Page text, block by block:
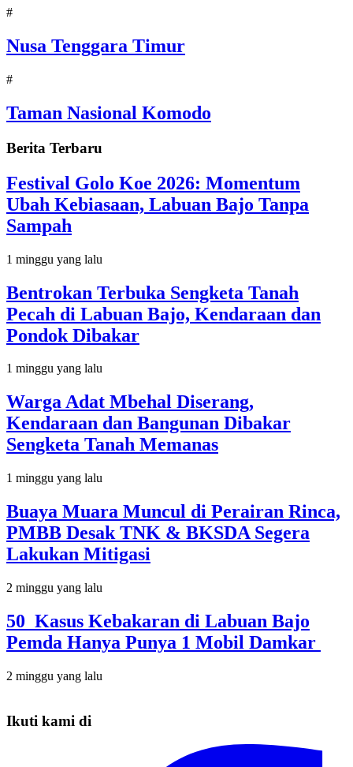
#
Nusa Tenggara Timur
#
Taman Nasional Komodo
Berita Terbaru
Festival Golo Koe 2026: Momentum
Ubah Kebiasaan, Labuan Bajo Tanpa
Sampah
1 minggu yang lalu
Bentrokan Terbuka Sengketa Tanah
Pecah di Labuan Bajo, Kendaraan dan
Pondok Dibakar
1 minggu yang lalu
Warga Adat Mbehal Diserang,
Kendaraan dan Bangunan Dibakar
Sengketa Tanah Memanas
1 minggu yang lalu
Buaya Muara Muncul di Perairan Rinca,
PMBB Desak TNK & BKSDA Segera
Lakukan Mitigasi
2 minggu yang lalu
50 Kasus Kebakaran di Labuan Bajo
Pemda Hanya Punya 1 Mobil Damkar
2 minggu yang lalu
Ikuti kami di